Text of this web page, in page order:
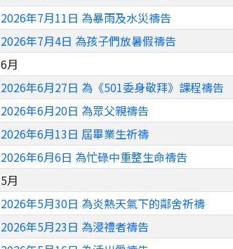
2026年7月11日 為暴雨及水災禱告
2026年7月4日 為孩子們放暑假禱告
6月
2026年6月27日 為《501委身敬拜》課程禱告
2026年6月20日 為眾父親禱告
2026年6月13日 屆畢業生祈禱
2026年6月6日 為忙碌中重整生命禱告
5月
2026年5月30日 為炎熱天氣下的鄰舍祈禱
2026年5月23日 為浸禮者禱告